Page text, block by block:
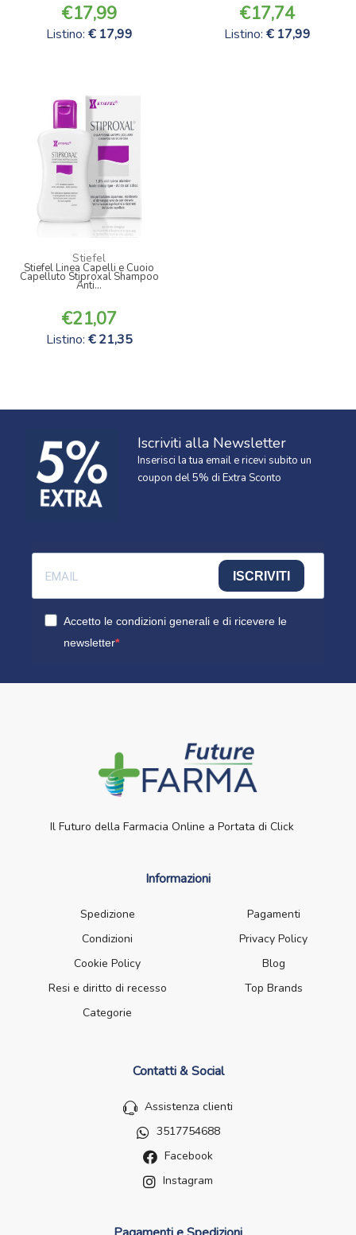
17,99
Listino: 17,99
17,74
Listino: 17,99
Stiefel
Stiefel Linea Capelli e Cuoio
Capelluto Stiproxal Shampoo
Anti...
21,07
Listino: 21,35
Iscriviti alla Newsletter
Inserisci la tua email e ricevi subito un
coupon del 5% di Extra Sconto
ISCRIVITI
Accetto le condizioni generali e di ricevere le
newsletter
Il Futuro della Farmacia Online a Portata di Click
Informazioni
Spedizione
Pagamenti
Condizioni
Privacy Policy
Cookie Policy
Blog
Resi e diritto di recesso
Top Brands
Categorie
Contatti & Social
Assistenza clienti
3517754688
Facebook
Instagram